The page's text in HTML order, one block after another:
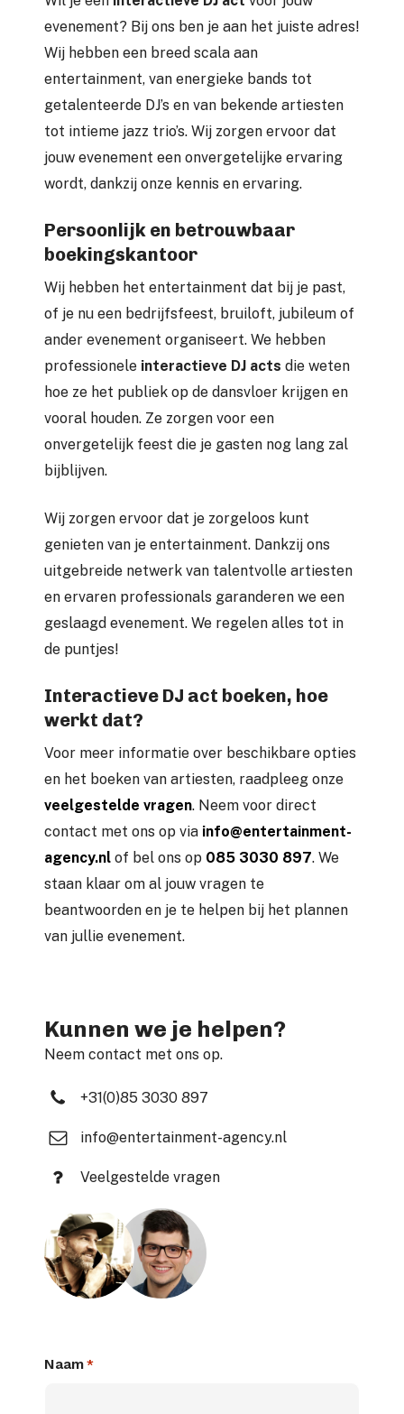
evenement? Bij ons ben je aan het juiste adres!
Wij hebben een breed scala aan
entertainment, van energieke bands tot
getalenteerde DJ’s en van bekende artiesten
tot intieme jazz trio’s. Wij zorgen ervoor dat
jouw evenement een onvergetelijke ervaring
wordt, dankzij onze kennis en ervaring.
Persoonlijk en betrouwbaar
boekingskantoor
Wij hebben het entertainment dat bij je past,
of je nu een bedrijfsfeest, bruiloft, jubileum of
ander evenement organiseert. We hebben
professionele interactieve DJ acts die weten
hoe ze het publiek op de dansvloer krijgen en
vooral houden. Ze zorgen voor een
onvergetelijk feest die je gasten nog lang zal
bijblijven.
Wij zorgen ervoor dat je zorgeloos kunt
genieten van je entertainment. Dankzij ons
uitgebreide netwerk van talentvolle artiesten
en ervaren professionals garanderen we een
geslaagd evenement. We regelen alles tot in
de puntjes!
Interactieve DJ act boeken, hoe
werkt dat?
Voor meer informatie over beschikbare opties
en het boeken van artiesten, raadpleeg onze
veelgestelde vragen. Neem voor direct
contact met ons op via info@entertainment-
agency.nl of bel ons op 085 3030 897. We
staan klaar om al jouw vragen te
beantwoorden en je te helpen bij het plannen
van jullie evenement.
Kunnen we je helpen?
Neem contact met ons op.
+31(0)85 3030 897
info@entertainment-agency.nl
Veelgestelde vragen
Naam *